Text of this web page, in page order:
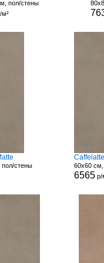
пол/стены
пол/стены 60x60
6565 р/